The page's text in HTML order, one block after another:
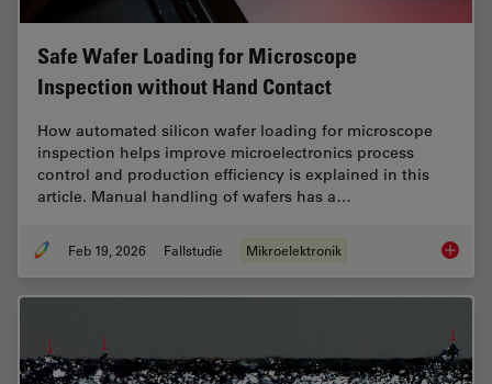
Safe Wafer Loading for Microscope
Inspection without Hand Contact
How automated silicon wafer loading for microscope
inspection helps improve microelectronics process
control and production efficiency is explained in this
article. Manual handling of wafers has a…
Feb 19, 2026 Fallstudie Mikroelektronik Safe